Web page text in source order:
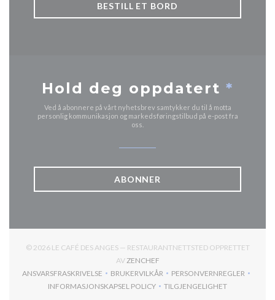
BESTILL ET BORD
Hold deg oppdatert *
Ved å abonnere på vårt nyhetsbrev samtykker du til å motta
personlig kommunikasjon og markedsføringstilbud på e-post fra
oss.
ABONNER
© 2026 LE CAFÉ DES ANGES — RESTAURANTNETTSTED OPPRETTET
AVZENCHEF((ÅPNER I ET NYTT VINDU))
ANSVARSFRASKRIVELSE
((ÅPNER I ET NYTT VINDU))
BRUKERVILKÅR
((ÅPNER I ET NYTT VINDU))
PERSONVERNREGLER
((ÅPNER I ET
INFORMASJONSKAPSEL POLICY
((ÅPNER I ET NYTT VINDU))
TILGJENGELIGHET
((ÅPNER I ET NYTT